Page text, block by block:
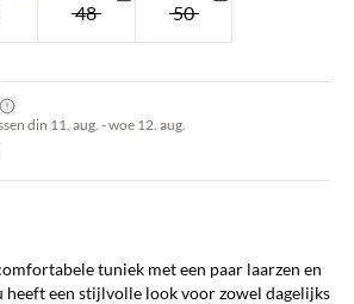
48 50
din 11. aug. - woe 12. aug.
tuniek met een paar laarzen en
heeft een stijlvolle look voor zowel dagelijks